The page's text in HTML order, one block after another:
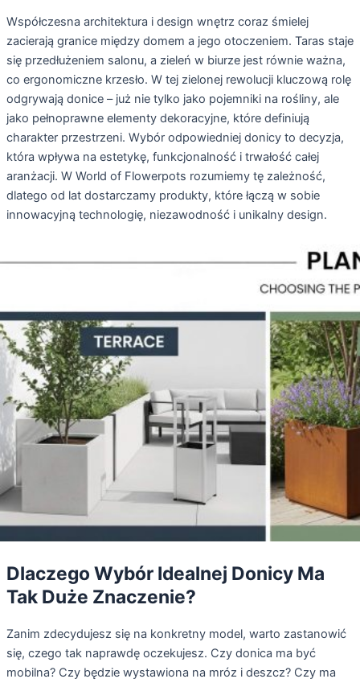
Współczesna architektura i design wnętrz coraz śmielej
zacierają granice między domem a jego otoczeniem. Taras staje
się przedłużeniem salonu, a zieleń w biurze jest równie ważna,
co ergonomiczne krzesło. W tej zielonej rewolucji kluczową rolę
odgrywają donice – już nie tylko jako pojemniki na rośliny, ale
jako pełnoprawne elementy dekoracyjne, które definiują
charakter przestrzeni. Wybór odpowiedniej donicy to decyzja,
która wpływa na estetykę, funkcjonalność i trwałość całej
aranżacji. W World of Flowerpots rozumiemy tę zależność,
dlatego od lat dostarczamy produkty, które łączą w sobie
innowacyjną technologię, niezawodność i unikalny design.
Dlaczego Wybór Idealnej Donicy Ma
Tak Duże Znaczenie?
Zanim zdecydujesz się na konkretny model, warto zastanowić
się, czego tak naprawdę oczekujesz. Czy donica ma być
mobilna? Czy będzie wystawiona na mróz i deszcz? Czy ma